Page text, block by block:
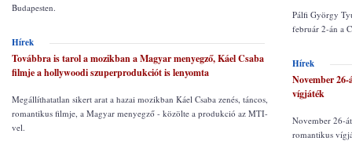
Budapesten.
Hírek
Továbbra is tarol a mozikban a Magyar menyegző, Káel Csaba
filmje a hollywoodi szuperprodukciót is lenyomta
Megállíthatatlan sikert arat a hazai mozikban Káel Csaba zenés, táncos,
romantikus filmje, a Magyar menyegző - közölte a produkció az MTI-
vel.
Pálfi György
február 2-án a
Hírek
November
vígjáték
November 26-
romantikus